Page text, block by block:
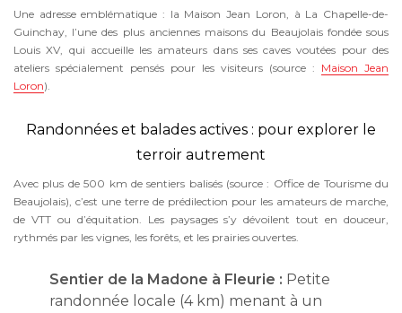
Une adresse emblématique : la Maison Jean Loron, à La Chapelle-de-
Guinchay, l’une des plus anciennes maisons du Beaujolais fondée sous
Louis XV, qui accueille les amateurs dans ses caves voutées pour des
ateliers spécialement pensés pour les visiteurs (source : Maison Jean
Loron).
Randonnées et balades actives : pour explorer le
terroir autrement
Avec plus de 500 km de sentiers balisés (source : Office de Tourisme du
Beaujolais), c’est une terre de prédilection pour les amateurs de marche,
de VTT ou d’équitation. Les paysages s’y dévoilent tout en douceur,
rythmés par les vignes, les forêts, et les prairies ouvertes.
Sentier de la Madone à Fleurie : Petite
randonnée locale (4 km) menant à un